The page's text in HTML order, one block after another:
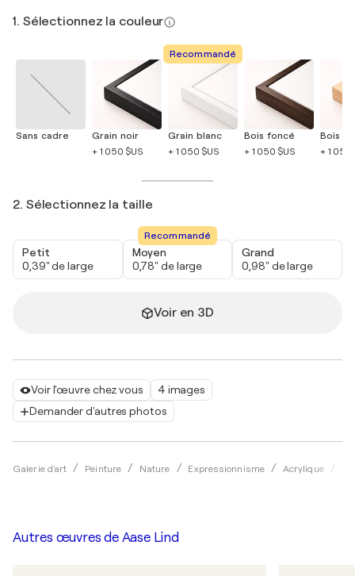
Voir l'œuvre chez vous
4 images
Demander d'autres photos
Galerie d'art Peinture Nature Expressionnisme Acrylique
1. Sélectionnez la couleur
Sans cadre
Grain noir
+ 1 050 $US
Recommandé
Grain blanc
+ 1 050 $US
Bois foncé
+ 1 050 $US
Bois
+ 1 050
2. Sélectionnez la taille
Petit
0,39" de large
Recommandé
Moyen
0,78" de large
Grand
0,98" de large
Voir en 3D
Autres œuvres de Aase Lind